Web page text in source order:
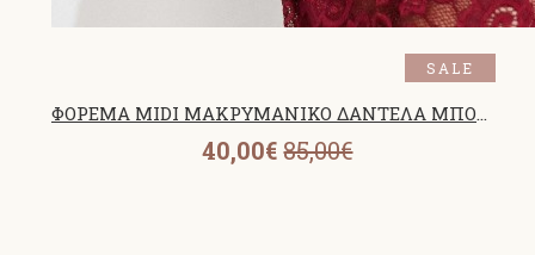
SALE
ΦΟΡΕΜΑ MIDI ΜΑΚΡΥΜΑΝΙΚΟ ΔΑΝΤΕΛΑ ΜΠΟΡΝΤΟ 25440
40,00€ 85,00€